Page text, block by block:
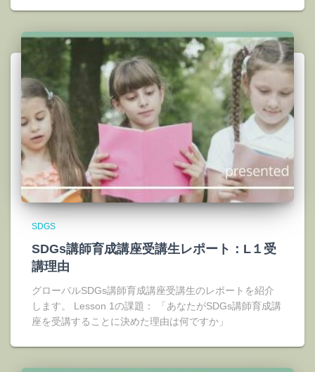
SDGS
SDGs講師育成講座受講生レポート：L１受
講理由
グローバルSDGs講師育成講座受講生のレポートを紹介
します。 Lesson 1の課題： 「あなたがSDGs講師育成講
座を受講することに決めた理由は何ですか」